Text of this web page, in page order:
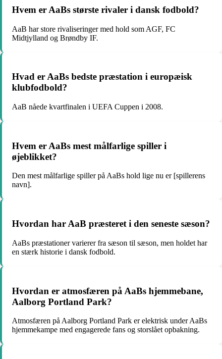
Hvem er AaBs største rivaler i dansk fodbold?
AaB har store rivaliseringer med hold som AGF, FC
Midtjylland og Brøndby IF.
Hvad er AaBs bedste præstation i europæisk
klubfodbold?
AaB nåede kvartfinalen i UEFA Cuppen i 2008.
Hvem er AaBs mest målfarlige spiller i
øjeblikket?
Den mest målfarlige spiller på AaBs hold lige nu er [spillerens
navn].
Hvordan har AaB præsteret i den seneste sæson?
AaBs præstationer varierer fra sæson til sæson, men holdet har
en stærk historie i dansk fodbold.
Hvordan er atmosfæren på AaBs hjemmebane,
Aalborg Portland Park?
Atmosfæren på Aalborg Portland Park er elektrisk under AaBs
hjemmekampe med engagerede fans og storslået opbakning.